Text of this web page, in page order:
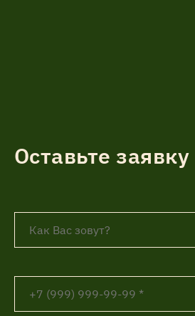
Оставьте заявку